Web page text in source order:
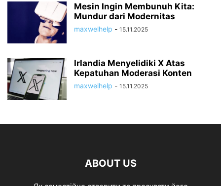
Mesin Ingin Membunuh Kita:
Mundur dari Modernitas
maxwelhelp - 15.11.2025
Irlandia Menyelidiki X Atas
Kepatuhan Moderasi Konten
maxwelhelp - 15.11.2025
ABOUT US